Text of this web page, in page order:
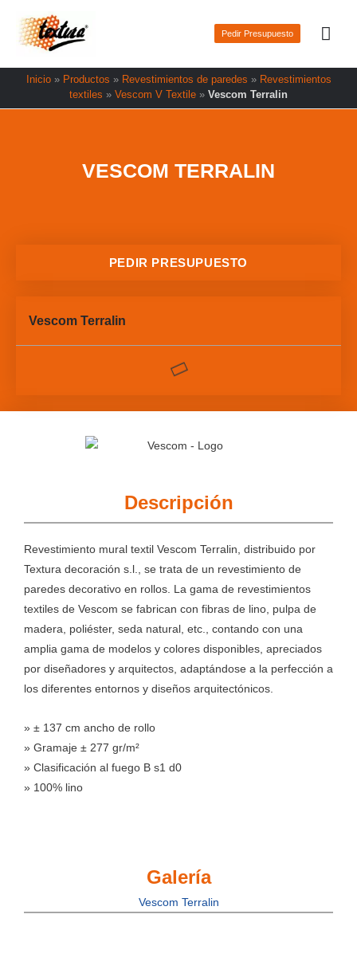
contenido
Pedir Presupuesto
Inicio» Productos » Revestimientos de paredes » Revestimientos
textiles » Vescom V Textile » Vescom Terralin
VESCOM TERRALIN
Descripción
Revestimiento mural textil Vescom Terralin, distribuido por
Textura decoración s.l., se trata de un revestimiento de
paredes decorativo en rollos. La gama de revestimientos
textiles de Vescom se fabrican con fibras de lino, pulpa de
madera, poliéster, seda natural, etc., contando con una
amplia gama de modelos y colores disponibles, apreciados
por diseñadores y arquitectos, adaptándose a la perfección a
los diferentes entornos y diseños arquitectónicos.
» ± 137 cm ancho de rollo
» Gramaje ± 277 gr/m²
» Clasificación al fuego B s1 d0
» 100% lino
Galería
Vescom Terralin
PEDIR PRESUPUESTO
Vescom Terralin